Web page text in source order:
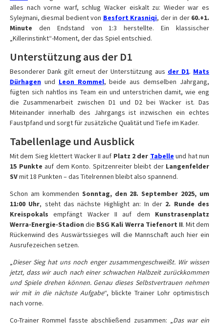
alles nach vorne warf, schlug Wacker eiskalt zu: Wieder war es
Sylejmani, diesmal bedient von Besfort Krasniqi, der in der 60.+1.
Minute den Endstand von 1:3 herstellte. Ein klassischer
„Killerinstinkt“-Moment, der das Spiel entschied.
Unterstützung aus der D1
Besonderer Dank gilt erneut der Unterstützung aus der D1. Mats
Dürhagen und Leon Rommel, beide aus demselben Jahrgang,
fügten sich nahtlos ins Team ein und unterstrichen damit, wie eng
die Zusammenarbeit zwischen D1 und D2 bei Wacker ist. Das
Miteinander innerhalb des Jahrgangs ist inzwischen ein echtes
Faustpfand und sorgt für zusätzliche Qualität und Tiefe im Kader.
Tabellenlage und Ausblick
Mit dem Sieg klettert Wacker II auf Platz 2 der Tabelle und hat nun
15 Punkte auf dem Konto. Spitzenreiter bleibt der Langenfelder
SVmit 18 Punkten – das Titelrennen bleibt also spannend.
Schon am kommenden Sonntag, den 28. September 2025, um
11:00 Uhr, steht das nächste Highlight an: In der 2. Runde des
Kreispokals empfängt Wacker II auf dem Kunstrasenplatz
Werra-Energie-Stadion die BSG Kali Werra Tiefenort II. Mit dem
Rückenwind des Auswärtssieges will die Mannschaft auch hier ein
Ausrufezeichen setzen.
„Dieser Sieg hat uns noch enger zusammengeschweißt. Wir wissen
jetzt, dass wir auch nach einer schwachen Halbzeit zurückkommen
und Spiele drehen können. Genau dieses Selbstvertrauen nehmen
wir mit in die nächste Aufgabe“, blickte Trainer Lohr optimistisch
nach vorne.
Co-Trainer Rommel fasste abschließend zusammen: „Das war ein